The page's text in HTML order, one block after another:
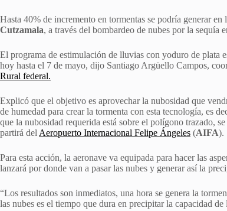
Hasta 40% de incremento en tormentas se podría generar
Cutzamala, a través del bombardeo de nubes por la sequía
El programa de estimulación de lluvias con yoduro de plata
hoy hasta el 7 de mayo, dijo Santiago Argüello Campos,
Rural federal.
Explicó que el objetivo es aprovechar la nubosidad que
de humedad para crear la tormenta con esta tecnología, es
que la nubosidad requerida está sobre el polígono trazado,
partirá del Aeropuerto Internacional Felipe Ángeles (AIFA).
Para esta acción, la aeronave va equipada para hacer las
lanzará por donde van a pasar las nubes y generar así la
“Los resultados son inmediatos, una hora se genera la
las nubes es el tiempo que dura en precipitar la capacidad